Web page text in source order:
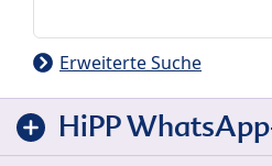
Erweiterte Suche
HiPP